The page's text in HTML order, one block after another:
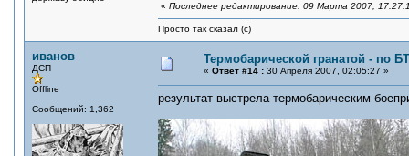
« Последнее редактирование: 09 Марта 2007,
Просто так сказал (с)
иванов
ДСП
Offline
Сообщений: 1,362
Термобарической гранатой - по
« Ответ #14 : 30 Апреля 2007, 02:05:27 »
результат выстрела термобарическим